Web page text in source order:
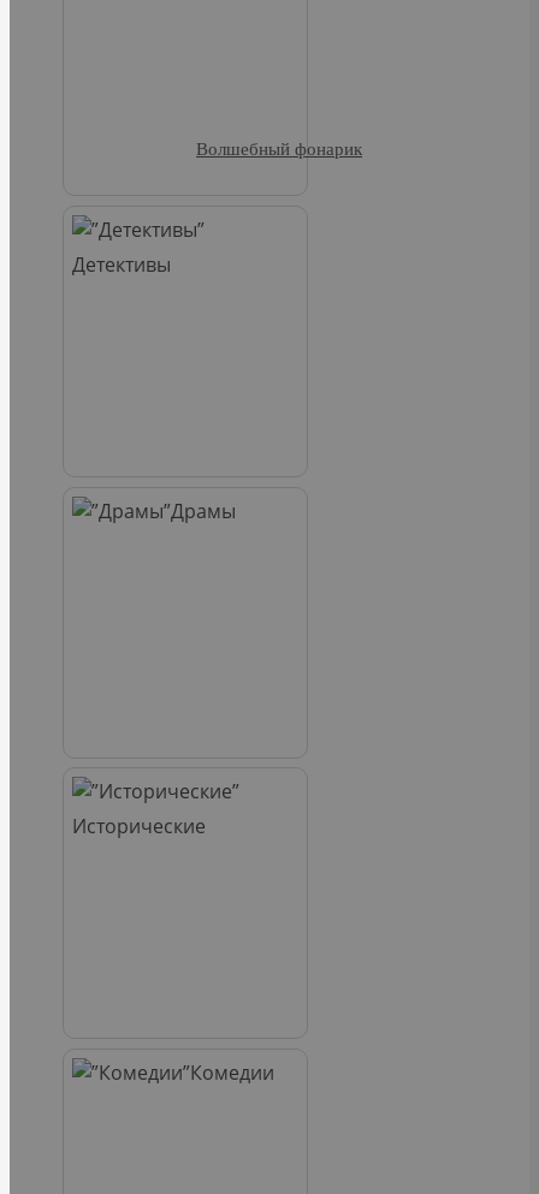
Детективы
Драмы
Исторические
Комедии
Волшебный фонарик